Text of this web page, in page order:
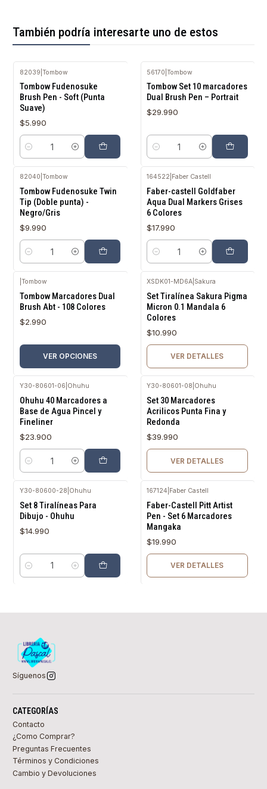
También podría interesarte uno de estos
82039 Tombow
Tombow Fudenosuke
Brush Pen - Soft (Punta
Suave)
$5.990
Cantidad
56170 Tombow
Tombow Set 10 marcadores
Dual Brush Pen – Portrait
$29.990
Cantidad
82040 Tombow
Tombow Fudenosuke Twin
Tip (Doble punta) -
Negro/Gris
$9.990
Cantidad
164522 Faber Castell
Faber-castell Goldfaber
Aqua Dual Markers Grises
6 Colores
$17.990
Cantidad
Tombow
Tombow Marcadores Dual
Brush Abt - 108 Colores
$2.990
VER OPCIONES
XSDK01-MD6A Sakura
Set Tiralínea Sakura Pigma
Micron 0.1 Mandala 6
Colores
$10.990
VER DETALLES
Y30-80601-06 Ohuhu
Ohuhu 40 Marcadores a
Base de Agua Pincel y
Fineliner
$23.900
Cantidad
Y30-80601-08 Ohuhu
Set 30 Marcadores
Acrilicos Punta Fina y
Redonda
$39.990
VER DETALLES
Y30-80600-28 Ohuhu
Set 8 Tiralíneas Para
Dibujo - Ohuhu
$14.990
Cantidad
167124 Faber Castell
Faber-Castell Pitt Artist
Pen - Set 6 Marcadores
Mangaka
$19.990
VER DETALLES
Síguenos
CATEGORÍAS
Contacto
¿Como Comprar?
Preguntas Frecuentes
Términos y Condiciones
Cambio y Devoluciones